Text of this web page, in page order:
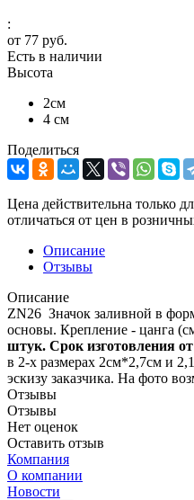
:
от 77 руб.
Есть в наличии
Высота
2см
4 см
Поделиться
Цена действительна только
отличаться от цен в
Описание
Отзывы
Описание
ZN26 Значок заливной в
основы. Крепление - цанга
штук. Срок изготовления
в 2-х размерах 2см*2,7см и
эскизу заказчика. На фото
Отзывы
Отзывы
Нет оценок
Оставить отзыв
Компания
О компании
Новости